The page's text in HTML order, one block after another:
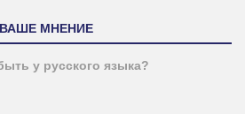
ВАШЕ МНЕНИЕ
у русского языка?